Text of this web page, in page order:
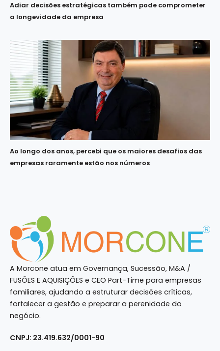
Adiar decisões estratégicas também pode comprometer
a longevidade da empresa
Ao longo dos anos, percebi que os maiores desafios das
empresas raramente estão nos números
A Morcone atua em Governança, Sucessão, M&A /
FUSÕES E AQUISIÇÕES e CEO Part-Time para empresas
familiares, ajudando a estruturar decisões críticas,
fortalecer a gestão e preparar a perenidade do
negócio.
CNPJ: 23.419.632/0001-90